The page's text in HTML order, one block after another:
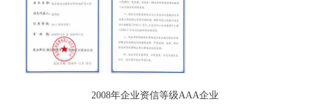
2008年企业资信等级AAA企业